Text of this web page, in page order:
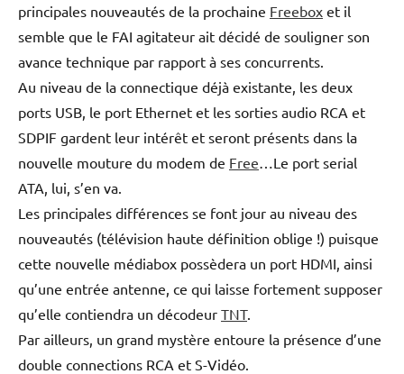
principales nouveautés de la prochaine Freebox et il
semble que le FAI agitateur ait décidé de souligner son
avance technique par rapport à ses concurrents.
Au niveau de la connectique déjà existante, les deux
ports USB, le port Ethernet et les sorties audio RCA et
SDPIF gardent leur intérêt et seront présents dans la
nouvelle mouture du modem de Free …Le port serial
ATA, lui, s’en va.
Les principales différences se font jour au niveau des
nouveautés (télévision haute définition oblige !) puisque
cette nouvelle médiabox possèdera un port HDMI, ainsi
qu’une entrée antenne, ce qui laisse fortement supposer
qu’elle contiendra un décodeur TNT.
Par ailleurs, un grand mystère entoure la présence d’une
double connections RCA et S-Vidéo.